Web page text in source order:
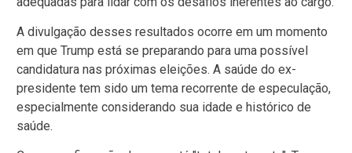
A divulgação desses resultados ocorre em um momento
em que Trump está se preparando para uma possível
candidatura nas próximas eleições. A saúde do ex-
presidente tem sido um tema recorrente de especulação,
especialmente considerando sua idade e histórico de
saúde.